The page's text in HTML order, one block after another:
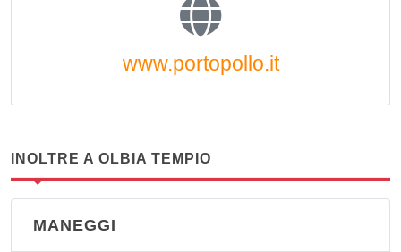
www.portopollo.it
INOLTRE A OLBIA TEMPIO
MANEGGI